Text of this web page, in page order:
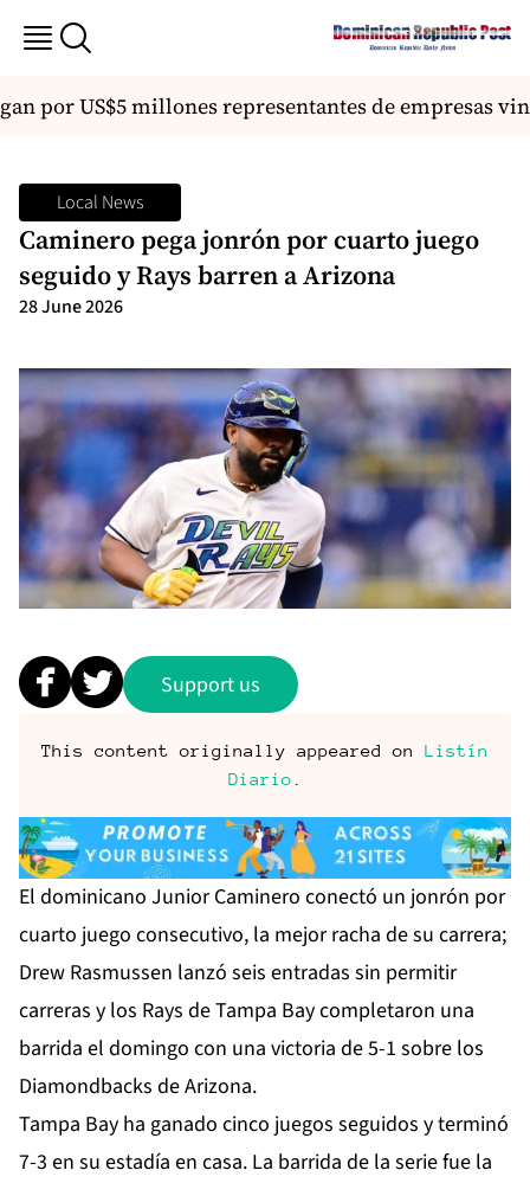
por US$5 millones representantes de empresas
Local News
Caminero pega jonrón por cuarto juego
seguido y Rays barren a Arizona
28 June 2026
Support us
This content originally appeared on Listín
Diario .
El dominicano Junior Caminero conectó un jonrón por
cuarto juego consecutivo, la mejor racha de su carrera;
Drew Rasmussen lanzó seis entradas sin permitir
carreras y los Rays de Tampa Bay completaron una
barrida el domingo con una victoria de 5-1 sobre los
Diamondbacks de Arizona.
Tampa Bay ha ganado cinco juegos seguidos y terminó
7-3 en su estadía en casa. La barrida de la serie fue la